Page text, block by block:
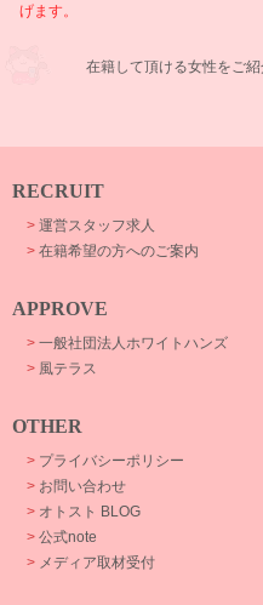
げます。
在籍して頂ける女性をご
RECRUIT
> 運営スタッフ求人
> 在籍希望の方へのご案内
APPROVE
> 一般社団法人ホワイトハンズ
> 風テラス
OTHER
> プライバシーポリシー
> お問い合わせ
> オトスト BLOG
> 公式note
> メディア取材受付